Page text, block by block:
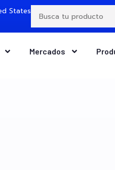
States
Mercados